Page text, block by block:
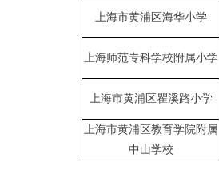
上海市黄浦区海华小学
上海师范专科学校附属小学
上海市黄浦区瞿溪路小学
上海市黄浦区教育学院附属
中山学校